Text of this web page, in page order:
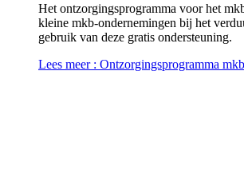
Het ontzorgingsprogramma voor het
kleine mkb-ondernemingen bij het
gebruik van deze gratis ondersteuning.
Lees meer : Ontzorgingsprogramma mkb